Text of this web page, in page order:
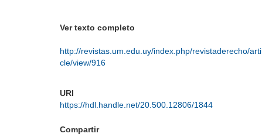
Ver texto completo
http://revistas.um.edu.uy/index.php/revistaderecho/arti
cle/view/916
URI
https://hdl.handle.net/20.500.12806/1844
Compartir